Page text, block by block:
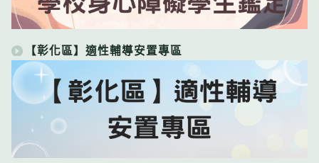
【彰化區】適性輔導安置專區